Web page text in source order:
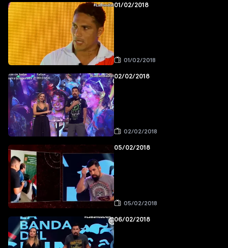
01/02/2018
01/02/2018
02/02/2018
02/02/2018
05/02/2018
05/02/2018
06/02/2018